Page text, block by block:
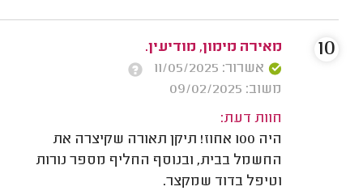
מאירה מימון, מודיעין.
אשרור: 11/05/2025
משוב: 09/02/2025
חוות דעת:
היה 100 אחוז! תיקן תאורה שקיצרה את
החשמל בבית, ובנוסף החליף מספר נורות
וטיפל בדוד שמקצר.
10